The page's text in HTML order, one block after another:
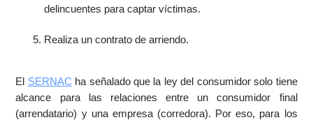
delincuentes para captar víctimas.
Realiza un contrato de arriendo.
El SERNAC ha señalado que la ley del consumidor solo tiene
alcance para las relaciones entre un consumidor final
(arrendatario) y una empresa (corredora). Por eso, para los